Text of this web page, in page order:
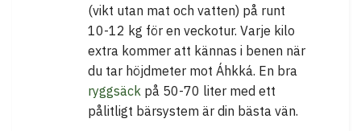
(vikt utan mat och vatten) på runt
10-12 kg för en veckotur. Varje kilo
extra kommer att kännas i benen när
du tar höjdmeter mot Áhkká. En bra
ryggsäck på 50-70 liter med ett
pålitligt bärsystem är din bästa vän.